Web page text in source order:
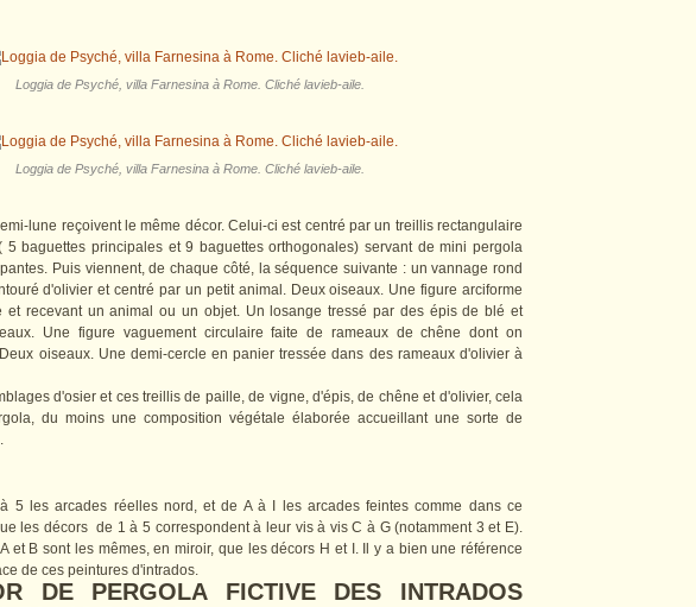
Loggia de Psyché, villa Farnesina à Rome. Cliché lavieb-aile.
Loggia de Psyché, villa Farnesina à Rome. Cliché lavieb-aile.
lune reçoivent le même décor. Celui-ci est centré par un treillis rectangulaire
5 baguettes principales et 9 baguettes orthogonales) servant de mini pergola
Puis viennent, de chaque côté, la séquence suivante : un vannage rond
d'olivier et centré par un petit animal. Deux oiseaux. Une figure arciforme
et recevant un animal ou un objet. Un losange tressé par des épis de blé et
Une figure vaguement circulaire faite de rameaux de chêne dont on
oiseaux. Une demi-cercle en panier tressée dans des rameaux d'olivier à
d'osier et ces treillis de paille, de vigne, d'épis, de chêne et d'olivier, cela
du moins une composition végétale élaborée accueillant une sorte de
5 les arcades réelles nord, et de A à I les arcades feintes comme dans ce
les décors de 1 à 5 correspondent à leur vis à vis C à G (notamment 3 et E).
et B sont les mêmes, en miroir, que les décors H et I. Il y a bien une référence
de ces peintures d'intrados.
DE PERGOLA FICTIVE DES INTRADOS